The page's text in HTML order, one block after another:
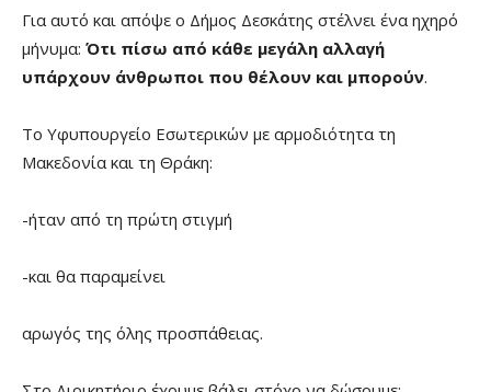
Για αυτό και απόψε ο Δήμος Δεσκάτης στέλνει ένα ηχηρό
μήνυμα: Ότι πίσω από κάθε μεγάλη αλλαγή
υπάρχουν άνθρωποι που θέλουν και μπορούν.
Το Υφυπουργείο Εσωτερικών με αρμοδιότητα τη
Μακεδονία και τη Θράκη:
-ήταν από τη πρώτη στιγμή
-και θα παραμείνει
αρωγός της όλης προσπάθειας.